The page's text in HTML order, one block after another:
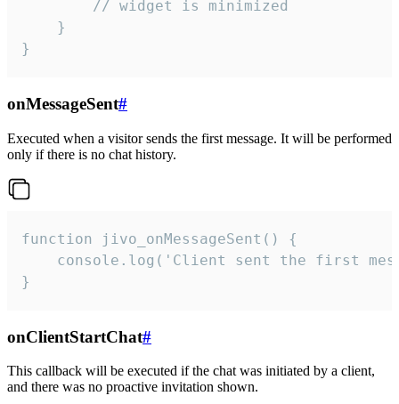
        // widget is minimized
    }
}
onMessageSent#
Executed when a visitor sends the first message. It will be performed
only if there is no chat history.
function jivo_onMessageSent() {
console.log('Client sent the first
}
onClientStartChat#
This callback will be executed if the chat was initiated by a client,
and there was no proactive invitation shown.